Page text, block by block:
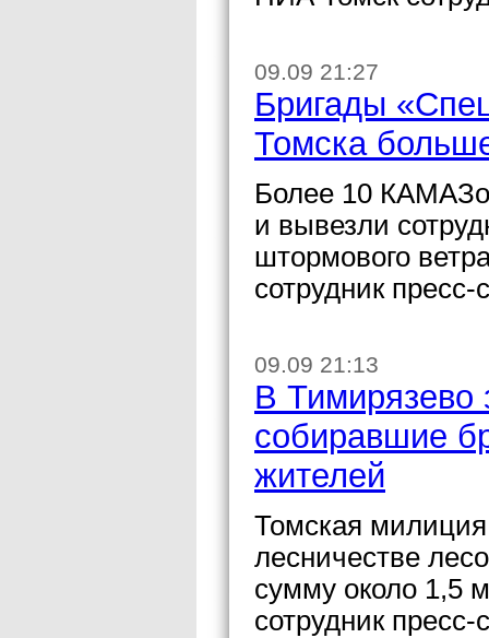
09.09 21:27
Бригады
Томска
Более 10
и вывезли
штормового
сотрудник
09.09 21:13
В Тимирязево
собиравшие
жителей
Томская
лесничестве
сумму около 1,5
сотрудник